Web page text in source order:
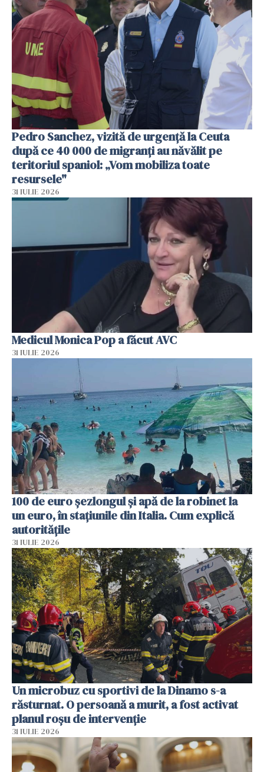
Pedro Sanchez, vizită de urgență la Ceuta
după ce 40 000 de migranți au năvălit pe
teritoriul spaniol: „Vom mobiliza toate
resursele"
31 IULIE 2026
Medicul Monica Pop a făcut AVC
31 IULIE 2026
100 de euro șezlongul și apă de la robinet la
un euro, în stațiunile din Italia. Cum explică
autoritățile
31 IULIE 2026
Un microbuz cu sportivi de la Dinamo s-a
răsturnat. O persoană a murit, a fost activat
planul roșu de intervenție
31 IULIE 2026